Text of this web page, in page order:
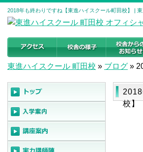
2018年も終わりですね【東進ハイスクール町田校】 |
東進ハイスクール 町田校 » ブログ »
校】